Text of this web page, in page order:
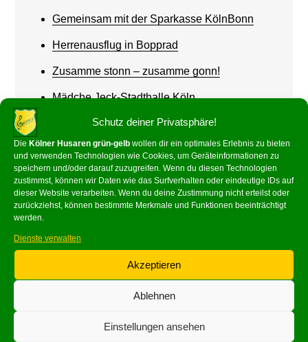
Schutz deiner Privatsphäre!
Die Kölner Husaren grün-gelb wollen dir ein optimales Erlebnis zu bieten
und verwenden Technologien wie Cookies, um Geräteinformationen zu
speichern und/oder darauf zuzugreifen. Wenn du diesen Technologien
zustimmst, können wir Daten wie das Surfverhalten oder eindeutige IDs auf
dieser Website verarbeiten. Wenn du deine Zustimmung nicht erteilst oder
zurückziehst, können bestimmte Merkmale und Funktionen beeinträchtigt
werden.
Dienste verwalten
Akzeptieren
Ablehnen
Einstellungen ansehen
Gemeinsam mit der Sparkasse KölnBonn
Herrenausflug in Bopprad
Zusamme stonn – zusamme gonn!
Mädche Jeck-Stadthalle Köln
Werde Husar! – Wir suchen dich!
Recent Comments
Georg Buchholzzu66 Jahre!